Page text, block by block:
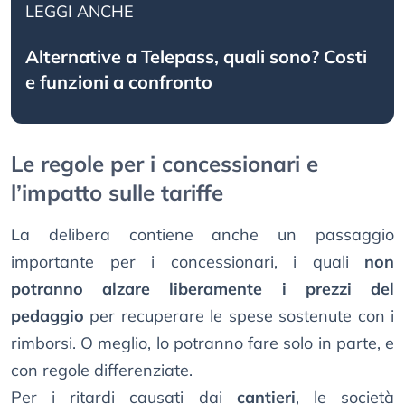
LEGGI ANCHE
Alternative a Telepass, quali sono? Costi
e funzioni a confronto
Le regole per i concessionari e
l’impatto sulle tariffe
La delibera contiene anche un passaggio
importante per i concessionari, i quali non
potranno alzare liberamente i prezzi del
pedaggio per recuperare le spese sostenute con i
rimborsi. O meglio, lo potranno fare solo in parte, e
con regole differenziate.
Per i ritardi causati dai cantieri, le società